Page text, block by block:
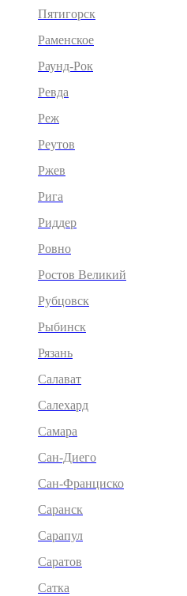
Пятигорск
Раменское
Раунд-Рок
Ревда
Реж
Реутов
Ржев
Рига
Риддер
Ровно
Ростов Великий
Рубцовск
Рыбинск
Рязань
Салават
Салехард
Самара
Сан-Диего
Сан-Франциско
Саранск
Сарапул
Саратов
Сатка